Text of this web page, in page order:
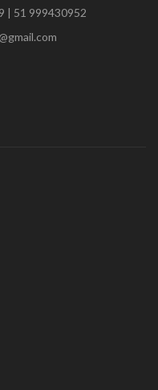
| 51 999430952